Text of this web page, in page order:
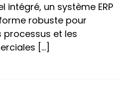
intégré, un système ERP
robuste pour
et les
[…]